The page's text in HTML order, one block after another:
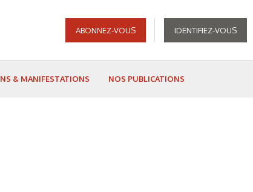
ABONNEZ-VOUS IDENTIFIEZ-VOUS
& MANIFESTATIONS NOS PUBLICATIONS